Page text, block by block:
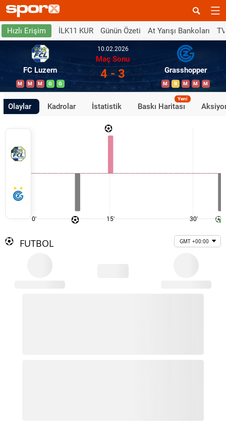
Hızlı Erişim İLK11 KUR Günün Özeti At Yarışı Bankoları
FC Luzern
M M M G G
10.02.2026
Maç Sonu
4 - 3 Grasshopper
M B M M M
Olaylar Kadrolar İstatistik Baskı Haritası
Yeni
0' 15' 30'
FUTBOL GMT +00:00